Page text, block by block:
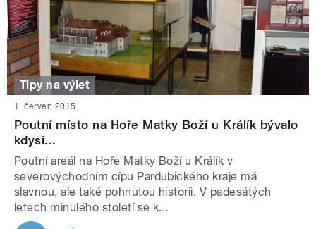
Tipy na výlet
1. červen 2015
Poutní místo na Hoře Matky Boží u Králík bývalo
kdysi...
Poutní areál na Hoře Matky Boží u Králík v
severovýchodním cípu Pardubického kraje má
slavnou, ale také pohnutou historii. V padesátých
letech minulého století se k...